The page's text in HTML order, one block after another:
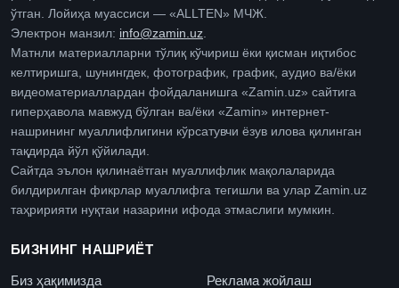
ўтган. Лойиҳа муассиси — «ALLTEN» МЧЖ.
Электрон манзил: info@zamin.uz
Матнли материалларни тўлиқ кўчириш ёки қисман иқтибос
келтиришга, шунингдек, фотографик, график, аудио ва/ёки
видеоматериаллардан фойдаланишга «Zamin.uz» сайтига
гиперҳавола мавжуд бўлган ва/ёки «Zamin» интернет-
нашрининг муаллифлигини кўрсатувчи ёзув илова қилинган
тақдирда йўл қўйилади.
Сайтда эълон қилинаётган муаллифлик мақолаларида
билдирилган фикрлар муаллифга тегишли ва улар Zamin.uz
таҳририяти нуқтаи назарини ифода этмаслиги мумкин.
БИЗНИНГ НАШРИЁТ
Биз ҳақимизда Реклама жойлаш